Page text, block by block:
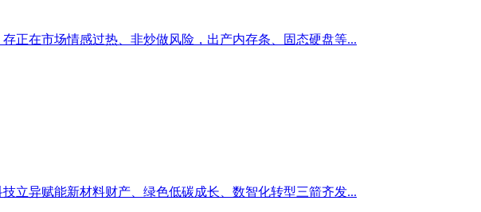
正在市场情感过热、非炒做风险，出产内存条、固态硬盘等...
立异赋能新材料财产、绿色低碳成长、数智化转型三箭齐发...